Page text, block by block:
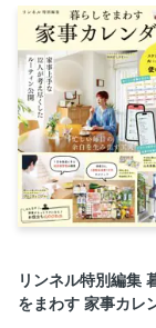
【16】センタ
【17】アウタ
【19】気持ち
【20】シミが
【21】ほつれ
ボタンの脱落
【23】カジュ
ちで洗える」が
万全に
SPECIAL
リンネル特別編集
をまわす 家事カレ